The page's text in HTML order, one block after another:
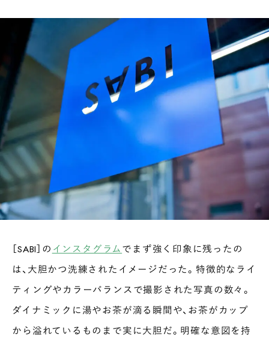
［SABI］の インスタグラムでまず強く印象に残ったの
は、大胆かつ洗練されたイメージだった。特徴的なライ
ティングやカラーバランスで撮影された写真の数々。
ダイナミックに湯やお茶が滴る瞬間や、お茶がカップ
から溢れているものまで実に大胆だ。明確な意図を持